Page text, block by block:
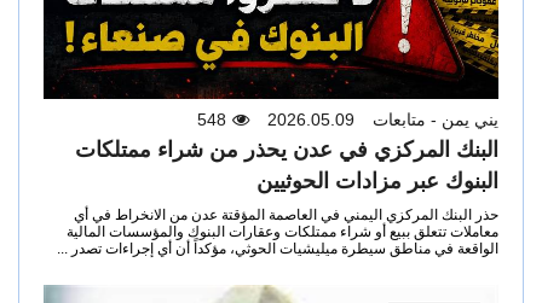
يني يمن - متابعات 2026.05.09
548
البنك المركزي في عدن يحذر من شراء ممتلكات
البنوك عبر مزادات الحوثيين
حذر البنك المركزي اليمني في العاصمة المؤقتة عدن من الانخراط في أي
معاملات تتعلق ببيع أو شراء ممتلكات وعقارات البنوك والمؤسسات المالية
الواقعة في مناطق سيطرة ميليشيات الحوثي، مؤكداً أن أي إجراءات تصدر ...